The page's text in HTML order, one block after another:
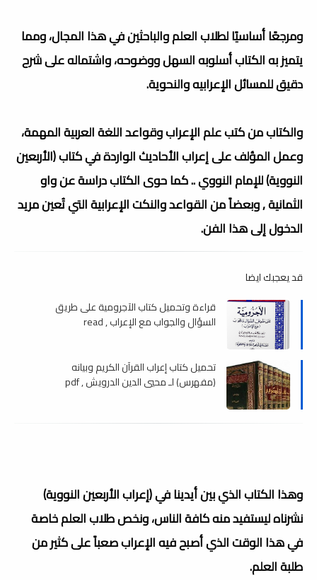
ومرجعًا أساسيًا لطلاب العلم والباحثين في هذا المجال، ومما
يتميز به الكتاب أسلوبه السهل ووضوحه، واشتماله على شرح
دقيق للمسائل الإعرابيه والنحوية.
والكتاب من كتب علم الإعراب وقواعد اللغة العربية المهمة،
وعمل المؤلف على إعراب الأحاديث الواردة في كتاب (الأربعين
النووية) للإمام النووي .. كما حوى الكتاب دراسة عن واو
الثمانية , وبعضاً من القواعد والنكت الإعرابية التي تُعين مريد
الدخول إلى هذا الفن.
قد يعجبك ايضا
قراءة وتحميل كتاب الآجرومية على طريق
السؤال والجواب مع الإعراب , read
تحميل كتاب إعراب القرآن الكريم وبيانه
(مفهرس) لـ محيي الدين الدرويش , pdf
وهذا الكتاب الذي بين أيدينا في (إعراب الأربعين النووية)
نشرناه ليستفيد منه كافة الناس، ونخص طلاب العلم خاصة
في هذا الوقت الذي أصبح فيه الإعراب صعباً على كثير من
طلبة العلم.